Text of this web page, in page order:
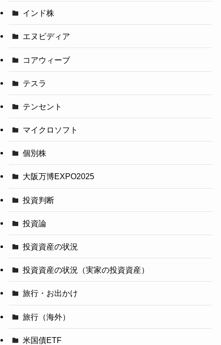
インド株
エヌビディア
コアウィーブ
テスラ
テンセント
マイクロソフト
個別株
大阪万博EXPO2025
投資判断
投資論
投資資産の状況
投資資産の状況（実家の投資資産）
旅行・お出かけ
旅行（海外）
米国債ETF